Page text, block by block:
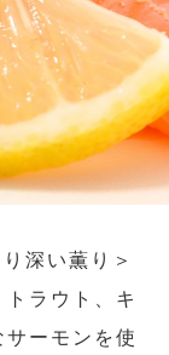
深い薫り＞
ラウト、キ
ーモンを使